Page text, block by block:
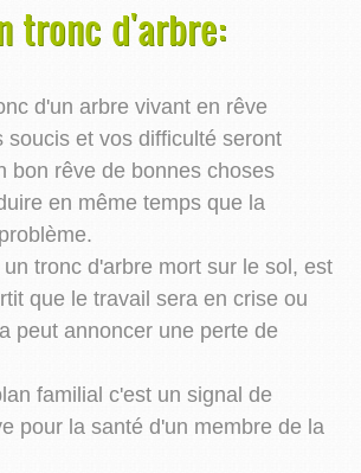
tronc d'arbre:
d'un arbre vivant en rêve
soucis et vos difficulté seront
bon rêve de bonnes choses
en même temps que la
tronc d'arbre mort sur le sol, est
que le travail sera en crise ou
peut annoncer une perte de
familial c'est un signal de
pour la santé d'un membre de la